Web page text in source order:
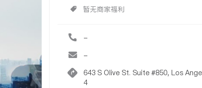
暂无商家福利
-
-
643 S Olive St. Suite #850, Los
4